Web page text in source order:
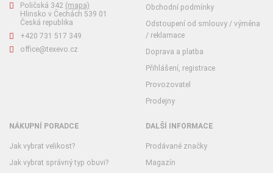
Poličská 342 (mapa)
Hlinsko v Čechách 539 01
Česká republika
+420 731 517 349
office@texevo.cz
Obchodní podmínky
Odstoupení od smlouvy / výměna
/ reklamace
Doprava a platba
Přihlášení, registrace
Provozovatel
Prodejny
NÁKUPNÍ PORADCE
Jak vybrat velikost?
Jak vybrat správný typ obuvi?
DALŠÍ INFORMACE
Prodávané značky
Magazín